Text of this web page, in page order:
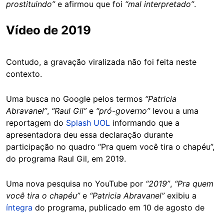
prostituindo”e afirmou que foi “mal interpretado”.
Vídeo de 2019
Contudo, a gravação viralizada não foi feita neste
contexto.
Uma busca no Google pelos termos “Patricia
Abravanel”, “Raul Gil”e “pró-governo”levou a uma
reportagem do Splash UOL informando que a
apresentadora deu essa declaração durante
participação no quadro “Pra quem você tira o chapéu”,
do programa Raul Gil, em 2019.
Uma nova pesquisa no YouTube por “2019”, “Pra quem
você tira o chapéu” e “Patricia Abravanel”exibiu a
íntegra do programa, publicado em 10 de agosto de